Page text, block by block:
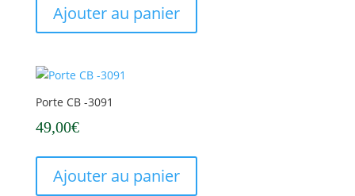
Ajouter au panier
Porte CB -3091
49,00€
Ajouter au panier